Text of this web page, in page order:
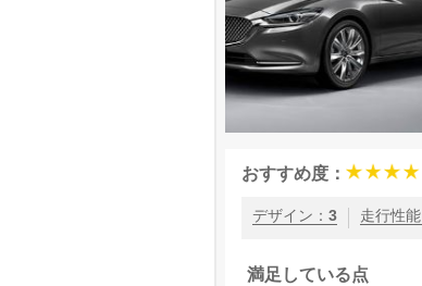
おすすめ度：
デザイン ： 3 走行性能
満足している点